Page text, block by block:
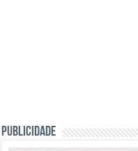
PUBLICIDADE